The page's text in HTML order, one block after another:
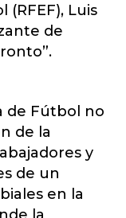
Luis
de
de Fútbol no
de la
y
de un
en la